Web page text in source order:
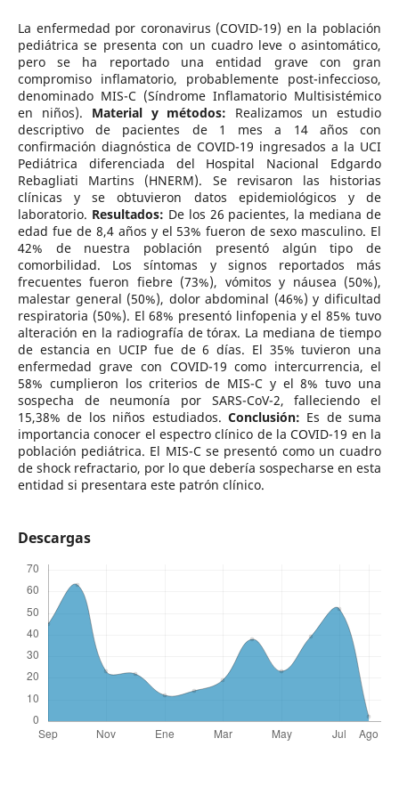
La enfermedad por coronavirus (COVID-19) en la población
pediátrica se presenta con un cuadro leve o asintomático,
pero se ha reportado una entidad grave con gran
compromiso inflamatorio, probablemente post-infeccioso,
denominado MIS-C (Síndrome Inflamatorio Multisistémico
en niños). Material y métodos: Realizamos un estudio
descriptivo de pacientes de 1 mes a 14 años con
confirmación diagnóstica de COVID-19 ingresados a la UCI
Pediátrica diferenciada del Hospital Nacional Edgardo
Rebagliati Martins (HNERM). Se revisaron las historias
clínicas y se obtuvieron datos epidemiológicos y de
laboratorio. Resultados: De los 26 pacientes, la mediana de
edad fue de 8,4 años y el 53% fueron de sexo masculino. El
42% de nuestra población presentó algún tipo de
comorbilidad. Los síntomas y signos reportados más
frecuentes fueron fiebre (73%), vómitos y náusea (50%),
malestar general (50%), dolor abdominal (46%) y dificultad
respiratoria (50%). El 68% presentó linfopenia y el 85% tuvo
alteración en la radiografía de tórax. La mediana de tiempo
de estancia en UCIP fue de 6 días. El 35% tuvieron una
enfermedad grave con COVID-19 como intercurrencia, el
58% cumplieron los criterios de MIS-C y el 8% tuvo una
sospecha de neumonía por SARS-CoV-2, falleciendo el
15,38% de los niños estudiados. Conclusión: Es de suma
importancia conocer el espectro clínico de la COVID-19 en la
población pediátrica. El MIS-C se presentó como un cuadro
de shock refractario, por lo que debería sospecharse en esta
entidad si presentara este patrón clínico.
Descargas